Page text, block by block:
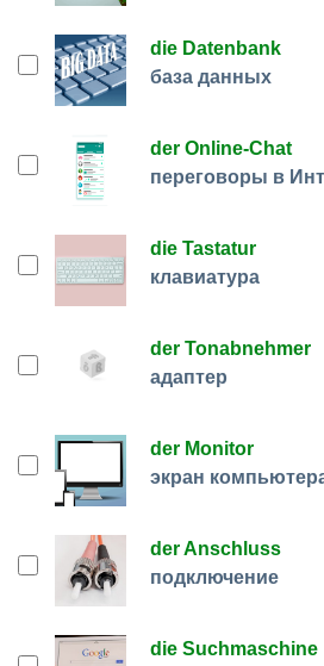
die Datenbank
база данных
der Online-Chat
переговоры в
die Tastatur
клавиатура
der Tonabnehmer
адаптер
der Monitor
экран
der Anschluss
подключение
die Suchmaschine